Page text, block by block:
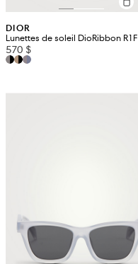
DIOR
Lunettes de soleil DioRibbon R1F
570 $